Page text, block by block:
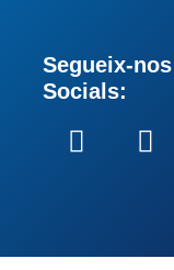
Segueix-
Socials: